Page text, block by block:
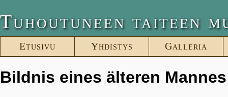
Tuhoutuneen taiteen
Etusivu Yhdistys Galleria
Bildnis eines älteren Mannes